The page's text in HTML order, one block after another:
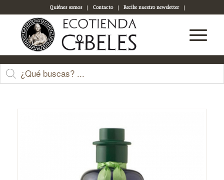
Quiénes somos Contacto
Recibe nuestro newsletter
Acceso a tu cuenta
Tienda